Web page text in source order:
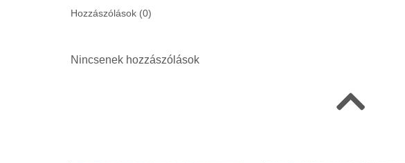
Hozzászólások (0)
Nincsenek hozzászólások